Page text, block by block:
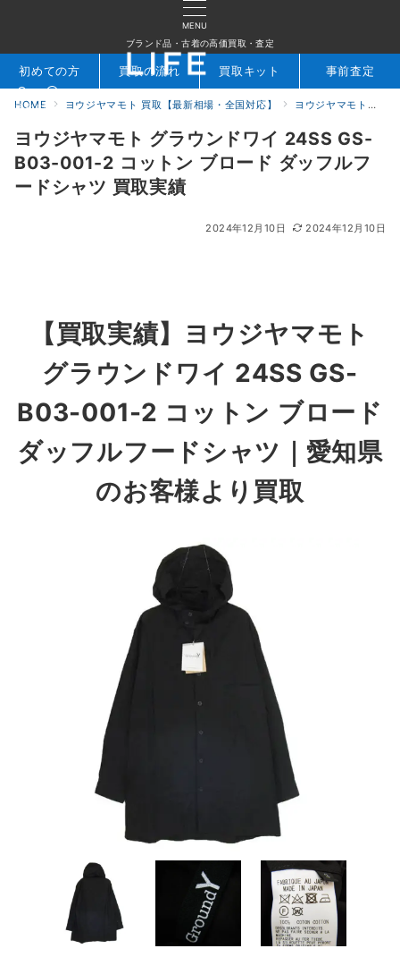
MENU
ブランド品・古着の高価買取・査定
検索 お問合せ
初めての方 買取の流れ 買取キット 事前査定
HOME ヨウジヤマモト 買取【最新相場・全国対応】 ヨウジヤマモト買取実績｜ブランド古着専門店LIFE
ヨウジヤマモト グラウンドワイ 24SS GS-
B03-001-2 コットン ブロード ダッフルフ
ードシャツ 買取実績
2024年12月10日 2024年12月10日
【買取実績】
ヨウジヤマモト
グラウンドワイ 24SS GS-
B03-001-2 コットン ブロード
ダッフルフードシャツ ｜愛知県
のお客様より買取